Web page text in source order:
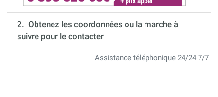
2. Obtenez les coordonnées ou la marche à
suivre pour le contacter
Assistance téléphonique 24/24 7/7